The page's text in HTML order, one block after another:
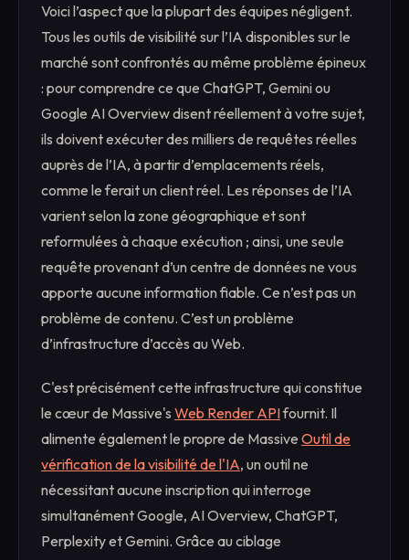
Voici l’aspect que la plupart des équipes négligent.
Tous les outils de visibilité sur l’IA disponibles sur le
marché sont confrontés au même problème épineux
: pour comprendre ce que ChatGPT, Gemini ou
Google AI Overview disent réellement à votre sujet,
ils doivent exécuter des milliers de requêtes réelles
auprès de l’IA, à partir d’emplacements réels,
comme le ferait un client réel. Les réponses de l’IA
varient selon la zone géographique et sont
reformulées à chaque exécution ; ainsi, une seule
requête provenant d’un centre de données ne vous
apporte aucune information fiable. Ce n’est pas un
problème de contenu. C’est un problème
d’infrastructure d’accès au Web.
C'est précisément cette infrastructure qui constitue
le cœur de Massive's Web Render APIfournit. Il
alimente également le propre de Massive Outil de
vérification de la visibilité de l'IA, un outil ne
nécessitant aucune inscription qui interroge
simultanément Google, AI Overview, ChatGPT,
Perplexity et Gemini. Grâce au ciblage